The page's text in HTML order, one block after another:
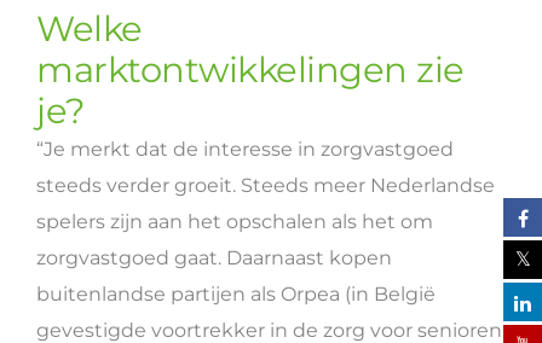
Welke
marktontwikkelingen zie
je?
“Je merkt dat de interesse in zorgvastgoed
steeds verder groeit. Steeds meer Nederlandse
spelers zijn aan het opschalen als het om
zorgvastgoed gaat. Daarnaast kopen
buitenlandse partijen als Orpea (in België
gevestigde voortrekker in de zorg voor senioren